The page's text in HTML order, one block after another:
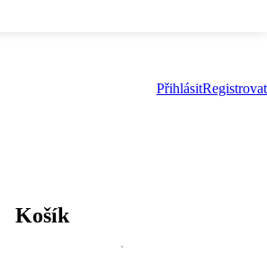
PřihlásitRegistrovat
Košík